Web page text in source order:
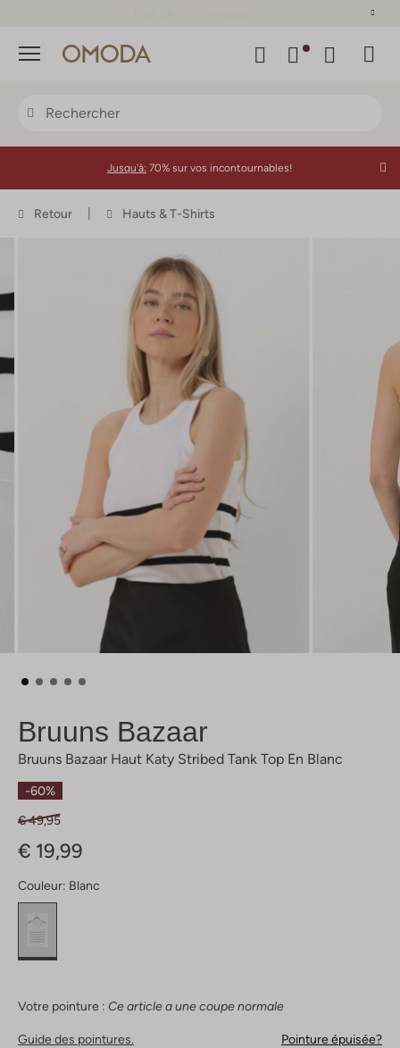
Menu
Jusqu'à: 70% sur vos incontournables!
Retour Hauts & T-Shirts
Bruuns Bazaar
Bruuns Bazaar Haut Katy Stribed Tank Top En Blanc
-60%
€ 49,95
€ 19,99
Couleur: Blanc
Votre pointure : Ce article a une coupe normale
Guide des pointures. Pointure épuisée?